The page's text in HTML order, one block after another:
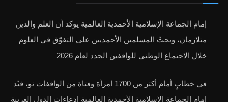
إمام الجماعة الإسلامية الأحمدية العالمية يؤكد أن العلم والدين
متلازمان، ويحثّ المسلمين الأحمديين على التفوّق في العلوم
خلال الاجتماع الوطني للواقفين الجدد لعام 2026
في خطابٍ أمام أكثر من 1700 امرأة وفتاة من الواقفات نو، فنّد
إمام الجماعة الإسلامية الأحمدية العالمية ادعاءات الدول الغربية